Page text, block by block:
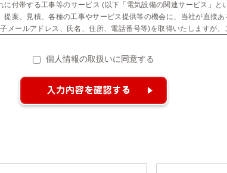
に付帯する工事等のサービス (以下「電気設備の関連サービス」と
案、見積、各種の工事やサービス提供等の機会に、当社が直接
メールアドレス、氏名、住所、電話番号等)を取得いたしますが
あります。その際、当社 からこれらの業務委託先に必要な範囲
に関する契約を結ぶ等、適切な監督を行います。
、前項2 の利用目的に記載した場合及び以下のいずれかに該当す
個人情報の取扱いに同意する